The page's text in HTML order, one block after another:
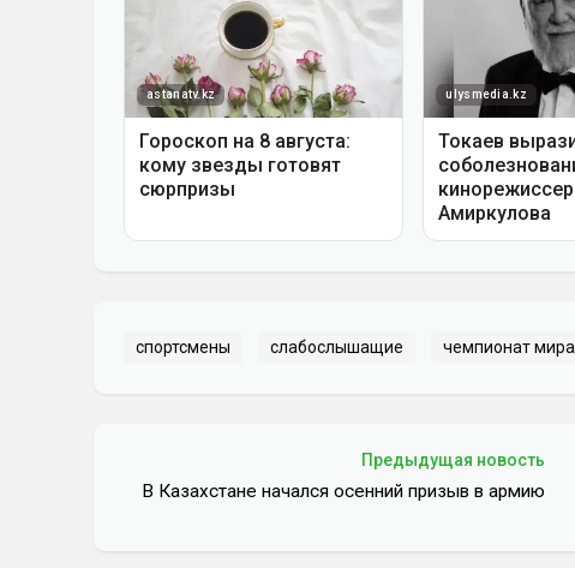
спортсмены слабослышащие чемпионат мира
Предыдущая новость
В Казахстане начался осенний призыв в армию